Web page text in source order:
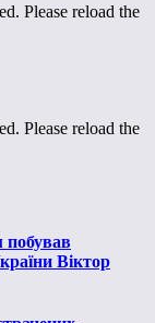
Please reload the
Please reload the
побував
Віктор